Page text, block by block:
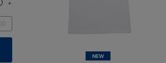
NEW